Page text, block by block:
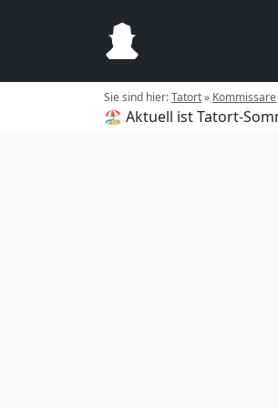
Sie sind hier:Tatort» Kommissare
🏖️ Aktuell ist Tatort-